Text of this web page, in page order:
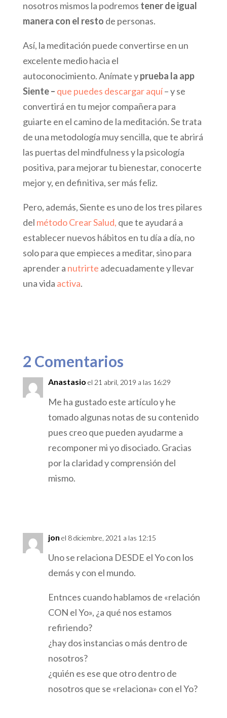
nosotros mismos la podremos tener de igual
manera con el resto de personas.
Así, la meditación puede convertirse en un
excelente medio hacia el
autoconocimiento. Anímate yprueba la app
Siente – que puedes descargar aquí– y se
convertirá en tu mejor compañera para
guiarte en el camino de la meditación. Se trata
de una metodología muy sencilla, que te abrirá
las puertas del mindfulness y la psicología
positiva, para mejorar tu bienestar, conocerte
mejor y, en definitiva, ser más feliz.
Pero, además, Siente es uno de los tres pilares
del método Crear Salud, que te ayudará a
establecer nuevos hábitos en tu día a día, no
solo para que empieces a meditar, sino para
aprender a nutrirte adecuadamente y llevar
una vida activa.
2 Comentarios
Anastasio el 21 abril, 2019 a las 16:29
Me ha gustado este artículo y he
tomado algunas notas de su contenido
pues creo que pueden ayudarme a
recomponer mi yo disociado. Gracias
por la claridad y comprensión del
mismo.
jon el 8 diciembre, 2021 a las 12:15
Uno se relaciona DESDE el Yo con los
demás y con el mundo.
Entnces cuando hablamos de «relación
CON el Yo», ¿a qué nos estamos
refiriendo?
¿hay dos instancias o más dentro de
nosotros?
¿quién es ese que otro dentro de
nosotros que se «relaciona» con el Yo?